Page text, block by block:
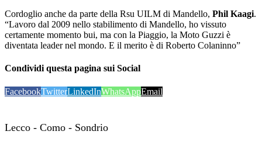
Cordoglio anche da parte della Rsu UILM di Mandello, Phil Kaagi.
“Lavoro dal 2009 nello stabilimento di Mandello, ho vissuto
certamente momento bui, ma con la Piaggio, la Moto Guzzi è
diventata leader nel mondo. E il merito è di Roberto Colaninno”
Condividi questa pagina sui Social
FacebookTwitterLinkedInWhatsAppEmail
Lecco - Como - Sondrio